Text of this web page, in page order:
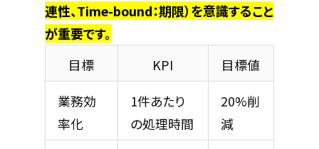
連性、Time-bound：期限）を意識すること
が重要です。
目標
KPI
目標値
業務効
率化
1件あたり
の処理時間
20%削
減